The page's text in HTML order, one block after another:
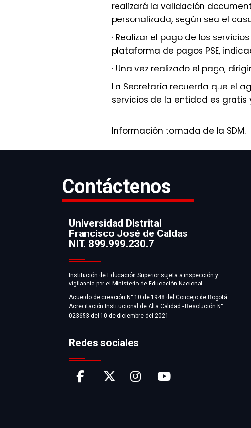
realizará la validación
personalizada, según sea el
· Realizar el pago de los
plataforma de pagos PSE,
· Una vez realizado el pago,
La Secretaría recuerda que el
servicios de la entidad es gratis
Información tomada de la SDM.
Contáctenos
Información
Universidad Distrital
Francisco José de Caldas
NIT. 899.999.230.7
Institución de Educación Superior sujeta a inspección y
vigilancia por el Ministerio de Educación Nacional
Acuerdo de creación N° 10 de 1948 del Concejo de Bogotá
Acreditación Institucional de Alta Calidad - Resolución N°
023653 del 10 de diciembre del 2021
Redes sociales